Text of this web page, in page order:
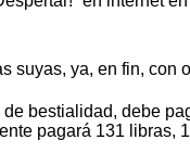
suyas, ya, en fin, con
bestialidad, debe
pagará 131 libras,